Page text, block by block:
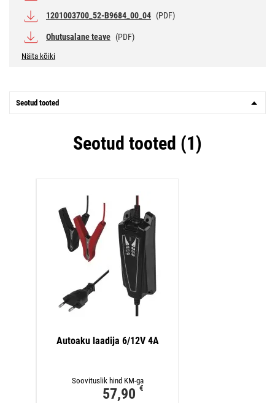
1201003700_52-B9684_00_04 (PDF)
Ohutusalane teave (PDF)
Näita kõiki
Seotud tooted
Seotud tooted (1)
Autoaku laadija 6/12V 4A
Soovituslik hind KM-ga
57,90 €